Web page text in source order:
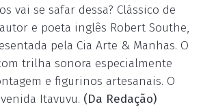
vai se safar dessa? Clássico de
e poeta inglês Robert Southe,
pela Cia Arte & Manhas. O
trilha sonora especialmente
e figurinos artesanais. O
Itavuvu. (Da Redação)